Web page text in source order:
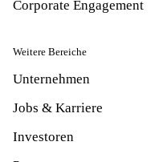
Corporate Engagement
Weitere Bereiche
Unternehmen
Jobs & Karriere
Investoren